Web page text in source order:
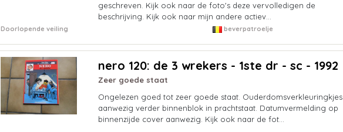
geschreven. Kijk ook naar de foto's deze vervolledigen de
beschrijving. Kijk ook naar mijn andere actiev...
Doorlopende veiling beverpatroelje
nero 120: de 3 wrekers - 1ste dr - sc - 1992
Zeer goede staat
Ongelezen goed tot zeer goede staat. Ouderdomsverkleuringkjes
aanwezig verder binnenblok in prachtstaat. Datumvermelding op
binnenzijde cover aanwezig. Kijk ook naar de fot...